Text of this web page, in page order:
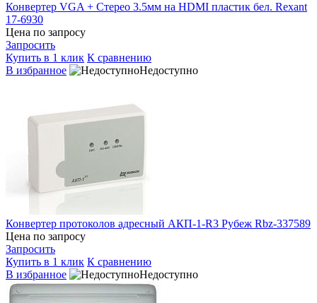
Конвертер VGA + Стерео 3.5мм на HDMI пластик бел. Rexant
17-6930
Цена по запросу
Запросить
Купить в 1 клик К сравнению
В избранное
Недоступно
Конвертер протоколов адресный АКП-1-R3 Рубеж Rbz-337589
Цена по запросу
Запросить
Купить в 1 клик К сравнению
В избранное
Недоступно